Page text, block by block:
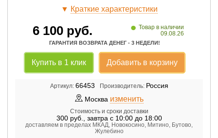
▼ Краткие характеристики
6 100 руб. • Товар в наличии
09.08.26
ГАРАНТИЯ ВОЗВРАТА ДЕНЕГ - 3 НЕДЕЛИ!
Купить в 1 клик Добавить в корзину
Артикул: 66453 Производитель: Россия
Москва изменить
Стоимость и сроки доставки
300руб. завтра с 10:00 до 18:00
доставляем в пределах МКАД, Новокосино, Митино, Бутово,
Жулебино